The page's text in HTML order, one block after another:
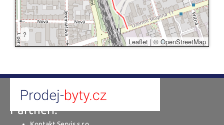
?
Leaflet | © OpenStreetMap
Partneři: